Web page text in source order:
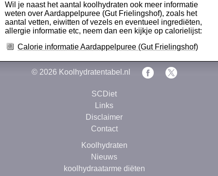
Wil je naast het aantal koolhydraten ook meer informatie
weten over Aardappelpuree (Gut Frielingshof), zoals het
aantal vetten, eiwitten of vezels en eventueel ingrediëten,
allergie informatie etc, neem dan een kijkje op calorielijst:
Calorie informatie Aardappelpuree (Gut Frielingshof)
© 2026 Koolhydratentabel.nl
SCDiet
Links
Disclaimer
Contact
Koolhydraten
Nieuws
koolhydraatarme diëten